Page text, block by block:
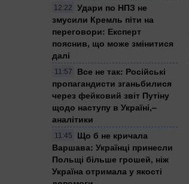
12:22
Удари по НПЗ не
змусили Кремль піти на
переговори: Експерт
пояснив, що може змінитися
далі
11:57
Все не так: Російські
пропагандисти зганьбилися
через фейковий звіт Путіну
щодо наступу в Україні,–
аналітики
11:45
Що б не кричала
Варшава: Українці принесли
Польщі більше грошей, ніж
Україна отримала у якості